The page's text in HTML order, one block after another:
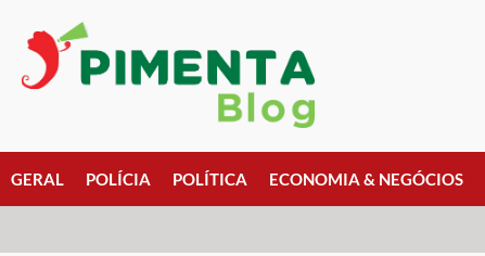
GERAL POLÍCIA POLÍTICA ECONOMIA & NEGÓCIOS